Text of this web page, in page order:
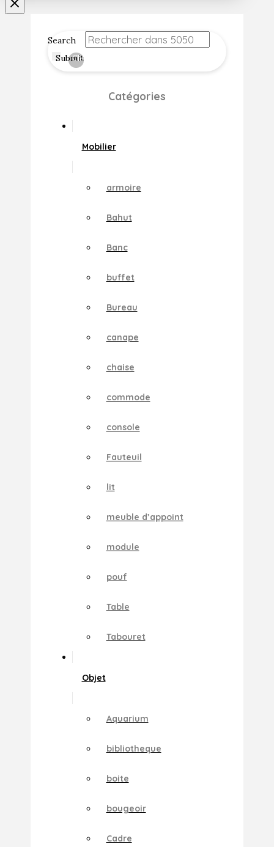
Search
Submit
Clear
Catégories
Mobilier
armoire
Bahut
Banc
buffet
Bureau
canape
chaise
commode
console
Fauteuil
lit
meuble d’appoint
module
pouf
Table
Tabouret
Objet
Aquarium
bibliotheque
boite
bougeoir
Cadre